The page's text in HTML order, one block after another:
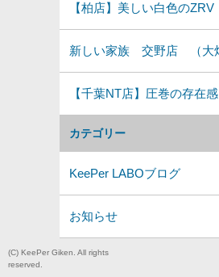
カテゴリー
KeePer LABOブログ
お知らせ
【柏店】美しい白色のZRV
新しい家族 交野店 （大
【千葉NT店】圧巻の存在感
(C) KeePer Giken. All rights
reserved.